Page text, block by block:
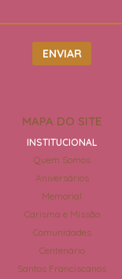
MAPA DO SITE
INSTITUCIONAL
Quem Somos
Aniversários
Memorial
Carisma e Missão
Comunidades
Centenário
Santos Franciscanos